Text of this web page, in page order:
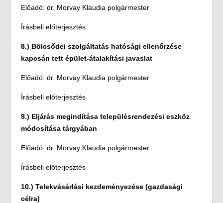
Előadó: dr. Morvay Klaudia polgármester
Írásbeli előterjesztés
8.) Bölcsődei szolgáltatás hatósági ellenőrzése
kapcsán tett épület-átalakítási javaslat
Előadó: dr. Morvay Klaudia polgármester
Írásbeli előterjesztés
9.) Eljárás megindítása településrendezési eszköz
módosítása tárgyában
Előadó: dr. Morvay Klaudia polgármester
Írásbeli előterjesztés
10.) Telekvásárlási kezdeményezése (gazdasági
célra)